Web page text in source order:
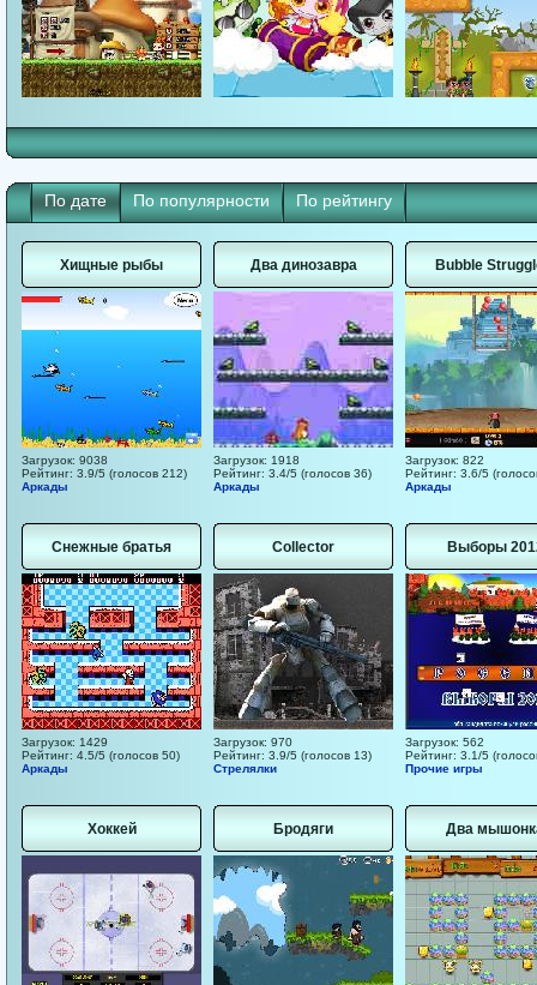
По дате По популярности По рейтингу
Хищные рыбы
Загрузок: 9038
Рейтинг: 3.9/5 (голосов 212)
Аркады
Два динозавра
Загрузок: 1918
Рейтинг: 3.4/5 (голосов 36)
Аркады
Bubble
Загрузок: 822
Рейтинг: 3.6/5
Аркады
Снежные братья
Загрузок: 1429
Рейтинг: 4.5/5 (голосов 50)
Аркады
Collector
Загрузок: 970
Рейтинг: 3.9/5 (голосов 13)
Стрелялки
Выборы
Загрузок: 562
Рейтинг: 3.1/5
Прочие игры
Хоккей Бродяги Два